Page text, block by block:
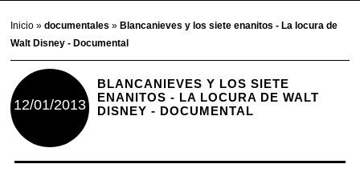
Inicio»documentales» Blancanieves y los siete enanitos - La locura de
Walt Disney - Documental
12/01/2013
BLANCANIEVES Y LOS SIETE
ENANITOS - LA LOCURA DE WALT
DISNEY - DOCUMENTAL